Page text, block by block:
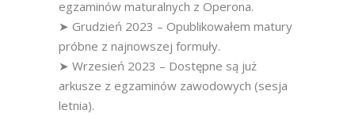
egzaminów maturalnych z Operona.
➤ Grudzień 2023 – Opublikowałem matury
próbne z najnowszej formuły.
➤ Wrzesień 2023 – Dostępne są już
arkusze z egzaminów zawodowych (sesja
letnia).